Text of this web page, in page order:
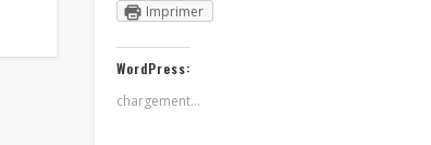
Imprimer
WordPress:
chargement…